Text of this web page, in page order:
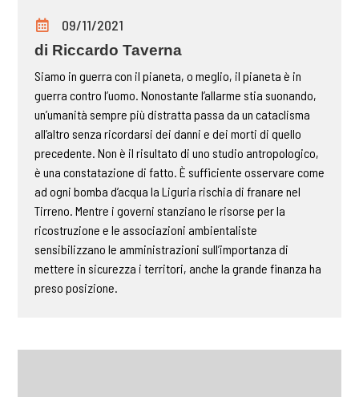
09/11/2021
di Riccardo Taverna
Siamo in guerra con il pianeta, o meglio, il pianeta è in
guerra contro l’uomo. Nonostante l’allarme stia suonando,
un’umanità sempre più distratta passa da un cataclisma
all’altro senza ricordarsi dei danni e dei morti di quello
precedente. Non è il risultato di uno studio antropologico,
è una constatazione di fatto. È sufficiente osservare come
ad ogni bomba d’acqua la Liguria rischia di franare nel
Tirreno. Mentre i governi stanziano le risorse per la
ricostruzione e le associazioni ambientaliste
sensibilizzano le amministrazioni sull’importanza di
mettere in sicurezza i territori, anche la grande finanza ha
preso posizione.